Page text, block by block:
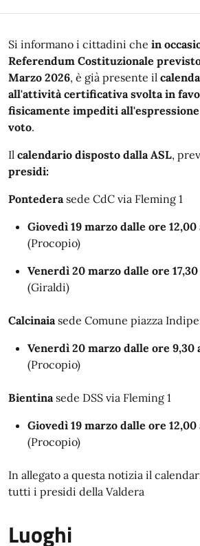
Descrizione
Si informano i cittadini che in
Referendum Costituzionale previst
Marzo 2026, è già presente il
all'attività certificativa svolta in
fisicamente impediti
voto.
Il calendario disposto dalla ASL,
presidi:
Pontederasede CdC via Fleming 1
Giovedì 19 marzo dalle ore
(Procopio)
Venerdì 20 marzo dalle ore
(Giraldi)
Calcinaiasede Comune piazza
Venerdì 20 marzo dalle ore 9,30
(Procopio)
Bientinasede DSS via Fleming 1
Giovedì 19 marzo dalle ore
(Procopio)
In allegato a questa notizia il
tutti i presidi della Valdera
Luoghi